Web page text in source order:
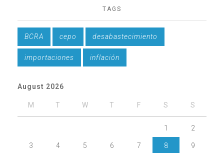
TAGS
BCRA cepo desabastecimiento
importaciones inflación
August 2026
M T W T F S S
1 2
3 4 5 6 7 8 9